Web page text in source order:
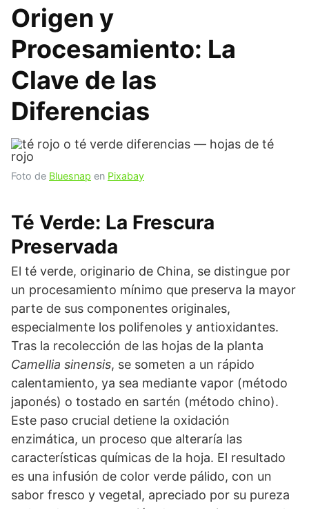
Origen y
Procesamiento: La
Clave de las
Diferencias
Foto de Bluesnap en Pixabay
Té Verde: La Frescura
Preservada
El té verde, originario de China, se distingue por
un procesamiento mínimo que preserva la mayor
parte de sus componentes originales,
especialmente los polifenoles y antioxidantes.
Tras la recolección de las hojas de la planta
Camellia sinensis, se someten a un rápido
calentamiento, ya sea mediante vapor (método
japonés) o tostado en sartén (método chino).
Este paso crucial detiene la oxidación
enzimática, un proceso que alteraría las
características químicas de la hoja. El resultado
es una infusión de color verde pálido, con un
sabor fresco y vegetal, apreciado por su pureza